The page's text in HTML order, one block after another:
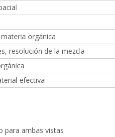
orgánica
resolución de la mezcla
efectiva
para ambas vistas